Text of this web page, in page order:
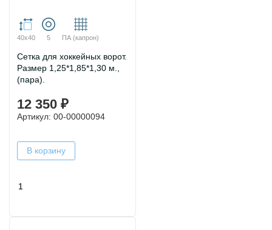
40х40 5 ПА (капрон)
Сетка для хоккейных ворот.
Размер 1,25*1,85*1,30 м.,
(пара).
12 350 ₽
Артикул: 00-00000094
В корзину